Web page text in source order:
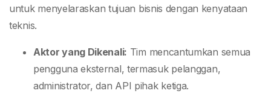
untuk menyelaraskan tujuan bisnis dengan kenyataan
teknis.
Aktor yang Dikenali: Tim mencantumkan semua
pengguna eksternal, termasuk pelanggan,
administrator, dan API pihak ketiga.